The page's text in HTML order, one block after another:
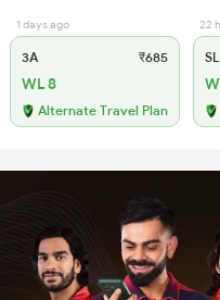
1 days ago
3A ₹685
WL 8
Alternate Travel Plan
22
SL